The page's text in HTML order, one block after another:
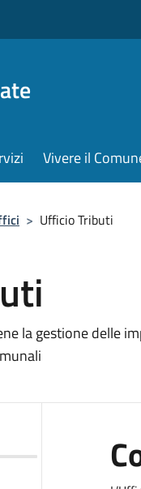
Vivere il
> Ufficio Tributi
la gestione delle